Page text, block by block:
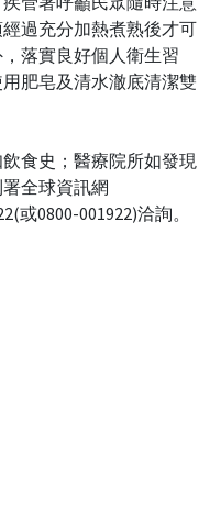
過充分加熱煮熟後才可
落實良好個人衛生習
肥皂及清水澈底清潔雙
食史；醫療院所如發現
全球資訊網
或0800-001922)洽詢。